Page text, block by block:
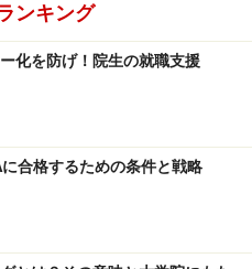
ンキング
化を防げ！院生の就職支援
合格するための条件と戦略